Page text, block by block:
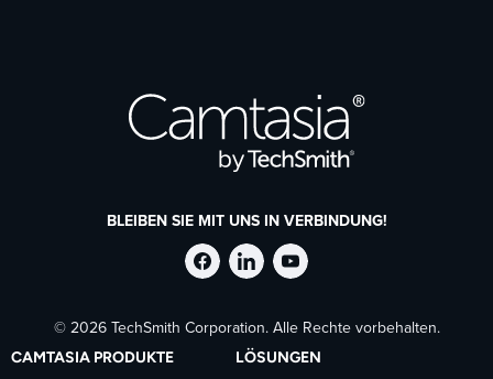
BLEIBEN SIE MIT UNS IN VERBINDUNG!
TechSmith
auf
TechSmith
auf
TechSmith
auf
© 2026 TechSmith Corporation. Alle Rechte vorbehalten.
CAMTASIA PRODUKTE LÖSUNGEN